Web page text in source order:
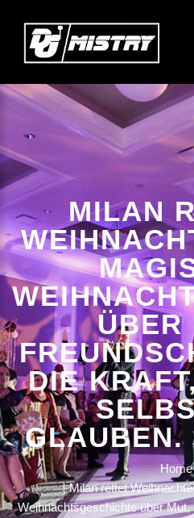
MILAN
ÜBER
DIE
Home
Milan rettet
Weihnachtsgeschichte über